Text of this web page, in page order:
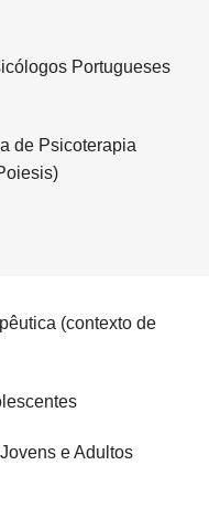
Portugueses
de Psicoterapia
(contexto de
e Adultos